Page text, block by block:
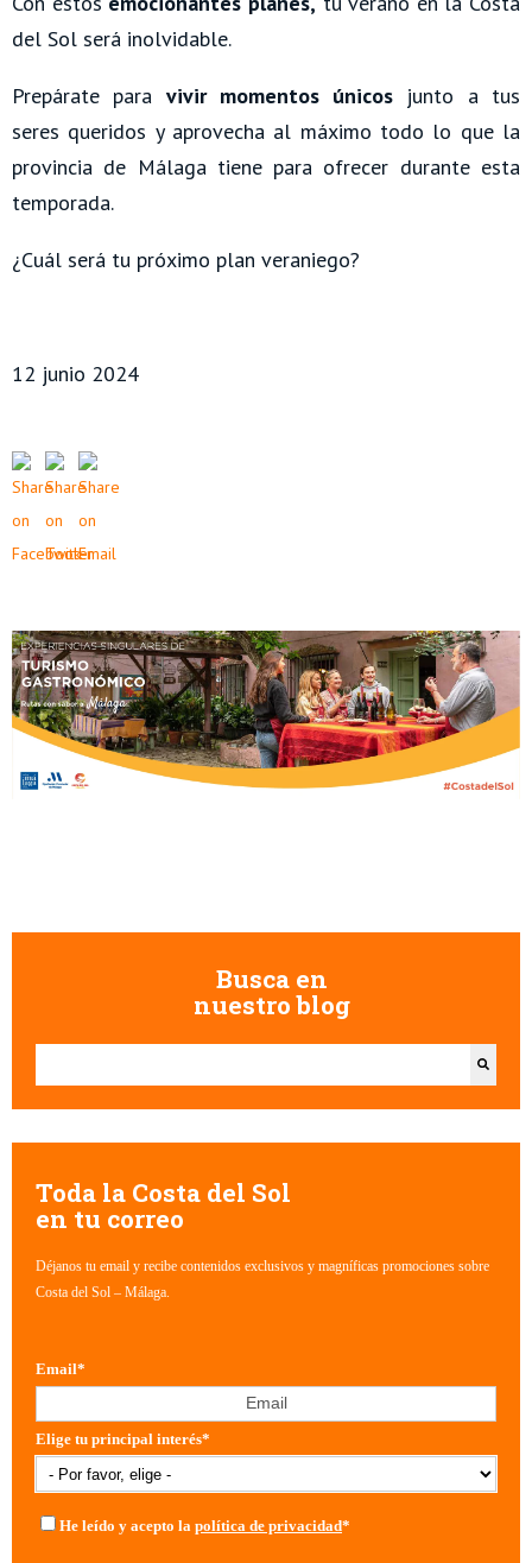
del Sol será inolvidable.
Prepárate para vivir momentos únicos junto a tus
seres queridos y aprovecha al máximo todo lo que la
provincia de Málaga tiene para ofrecer durante esta
temporada.
¿Cuál será tu próximo plan veraniego?
12 junio 2024
Busca en
nuestro blog
Esto es un campo de búsqueda con una función de texto predictivo.
Toda la Costa del Sol
en tu correo
Déjanos tu email y recibe contenidos exclusivos y magníficas promociones sobre
Costa del Sol – Málaga.
Email*
Elige tu principal interés*
He leído y acepto la política de privacidad*